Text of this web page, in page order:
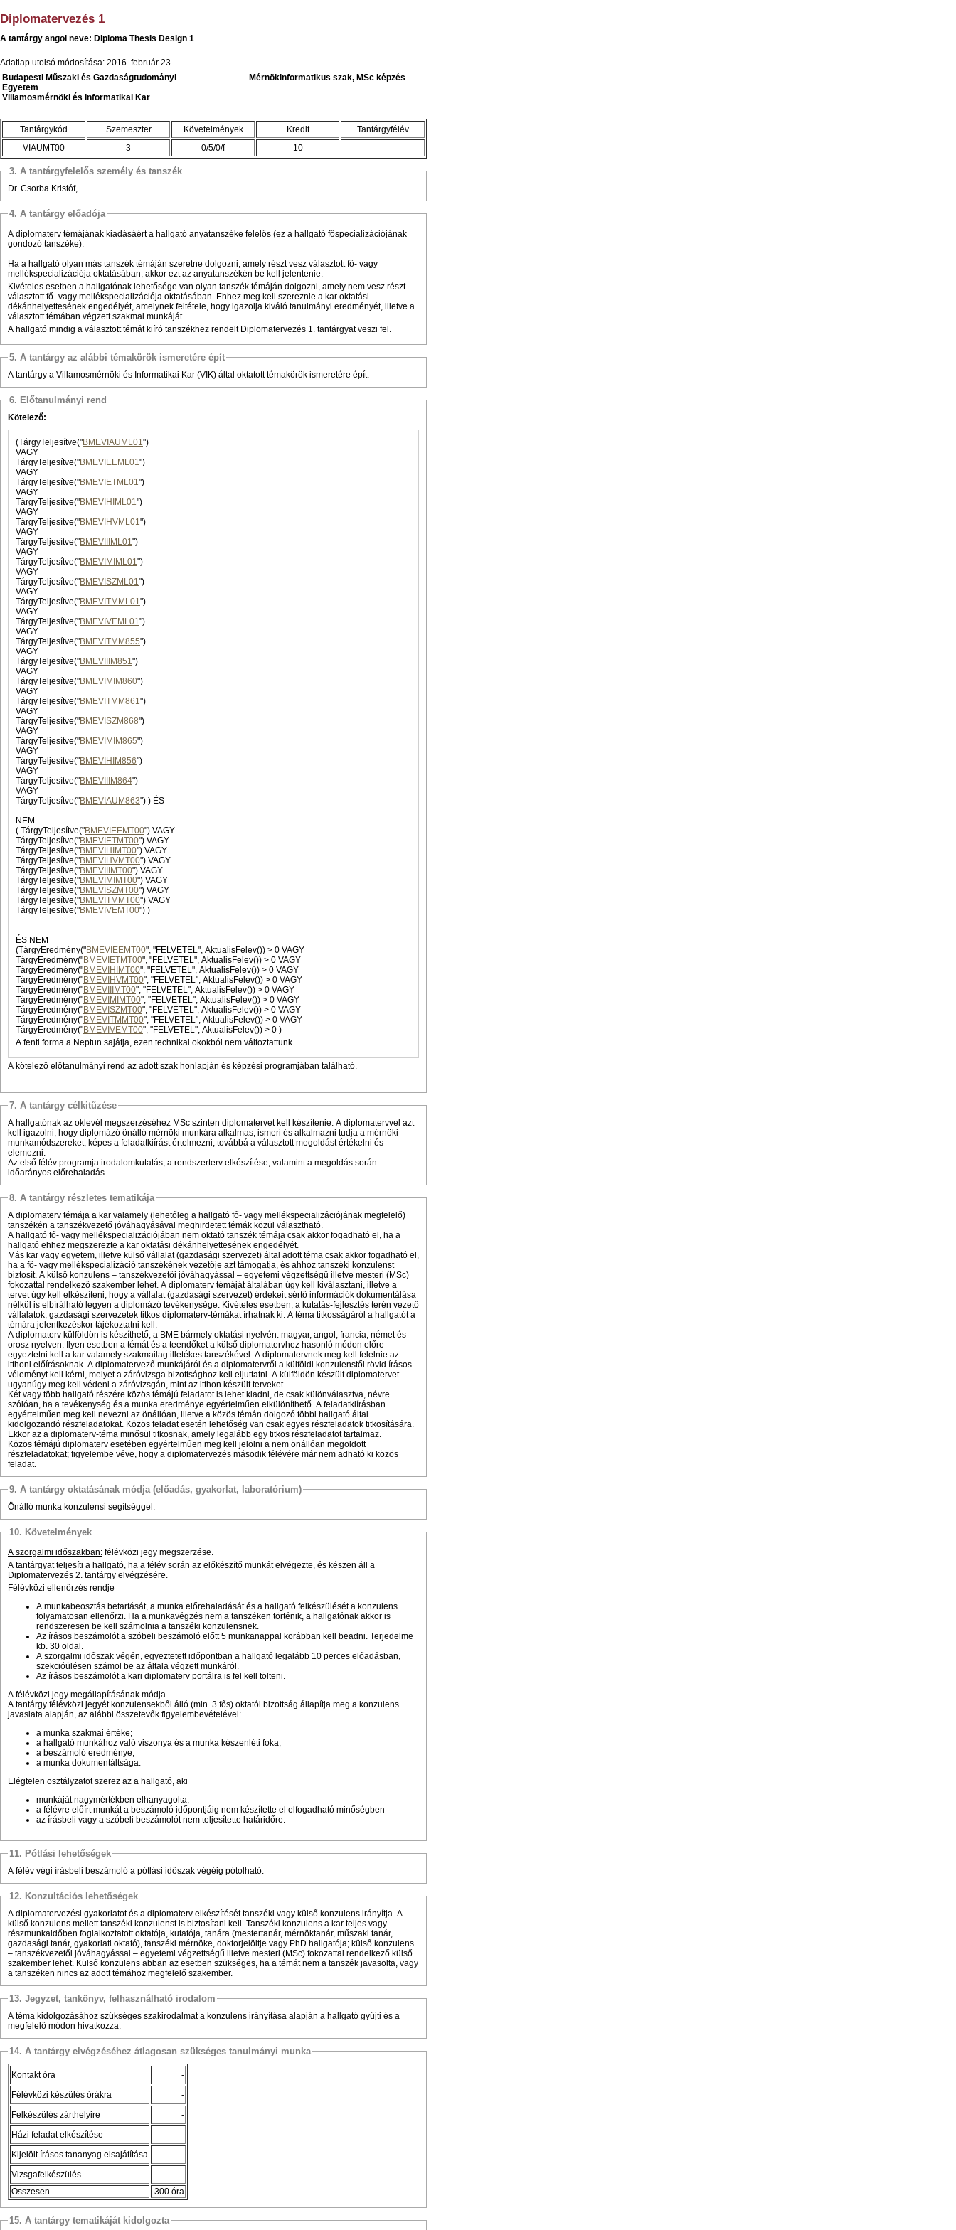
Diplomatervezés 1
A tantárgy angol neve: Diploma Thesis Design 1
Adatlap utolsó módosítása: 2016. február 23.
Budapesti Műszaki és Gazdaságtudományi
Egyetem
Villamosmérnöki és Informatikai Kar
Mérnökinformatikus szak, MSc képzés
Tantárgykód Szemeszter Követelmények Kredit
Tantárgyfélév
VIAUMT00
3 0/5/0/f 10
3. A tantárgyfelelős személy és tanszék
Dr. Csorba Kristóf,
4. A tantárgy előadója
A diplomaterv témájának kiadásáért a hallgató anyatanszéke felelős (ez a hallgató főspecializációjának
gondozó tanszéke).
Ha a hallgató olyan más tanszék témáján szeretne dolgozni, amely részt vesz választott fő- vagy
mellékspecializációja oktatásában, akkor ezt az anyatanszékén be kell jelentenie.
Kivételes esetben a hallgatónak lehetősége van olyan tanszék témáján dolgozni, amely nem vesz részt
választott fő- vagy mellékspecializációja oktatásában. Ehhez meg kell szereznie a kar oktatási
dékánhelyettesének engedélyét, amelynek feltétele, hogy igazolja kiváló tanulmányi eredményét, illetve a
választott témában végzett szakmai munkáját.
A hallgató mindig a választott témát kiíró tanszékhez rendelt Diplomatervezés 1. tantárgyat veszi fel.
5. A tantárgy az alábbi témakörök ismeretére épít
A tantárgy a Villamosmérnöki és Informatikai Kar (VIK) által oktatott témakörök ismeretére épít.
6. Előtanulmányi rend
Kötelező:
(TárgyTeljesítve("BMEVIAUML01")
VAGY
TárgyTeljesítve("BMEVIEEML01")
VAGY
TárgyTeljesítve("BMEVIETML01")
VAGY
TárgyTeljesítve("BMEVIHIML01")
VAGY
TárgyTeljesítve("BMEVIHVML01")
VAGY
TárgyTeljesítve("BMEVIIIML01")
VAGY
TárgyTeljesítve("BMEVIMIML01")
VAGY
TárgyTeljesítve("BMEVISZML01")
VAGY
TárgyTeljesítve("BMEVITMML01")
VAGY
TárgyTeljesítve("BMEVIVEML01")
VAGY
TárgyTeljesítve("BMEVITMM855")
VAGY
TárgyTeljesítve("BMEVIIIM851")
VAGY
TárgyTeljesítve("BMEVIMIM860")
VAGY
TárgyTeljesítve("BMEVITMM861")
VAGY
TárgyTeljesítve("BMEVISZM868")
VAGY
TárgyTeljesítve("BMEVIMIM865")
VAGY
TárgyTeljesítve("BMEVIHIM856")
VAGY
TárgyTeljesítve("BMEVIIIM864")
VAGY
TárgyTeljesítve("BMEVIAUM863") ) ÉS
NEM
( TárgyTeljesítve("BMEVIEEMT00") VAGY
TárgyTeljesítve("BMEVIETMT00") VAGY
TárgyTeljesítve("BMEVIHIMT00") VAGY
TárgyTeljesítve("BMEVIHVMT00") VAGY
TárgyTeljesítve("BMEVIIIMT00") VAGY
TárgyTeljesítve("BMEVIMIMT00") VAGY
TárgyTeljesítve("BMEVISZMT00") VAGY
TárgyTeljesítve("BMEVITMMT00") VAGY
TárgyTeljesítve("BMEVIVEMT00") )
ÉS NEM
(TárgyEredmény("BMEVIEEMT00", "FELVETEL", AktualisFelev()) > 0 VAGY
TárgyEredmény("BMEVIETMT00", "FELVETEL", AktualisFelev()) > 0 VAGY
TárgyEredmény("BMEVIHIMT00", "FELVETEL", AktualisFelev()) > 0 VAGY
TárgyEredmény("BMEVIHVMT00", "FELVETEL", AktualisFelev()) > 0 VAGY
TárgyEredmény("BMEVIIIMT00", "FELVETEL", AktualisFelev()) > 0 VAGY
TárgyEredmény("BMEVIMIMT00", "FELVETEL", AktualisFelev()) > 0 VAGY
TárgyEredmény("BMEVISZMT00", "FELVETEL", AktualisFelev()) > 0 VAGY
TárgyEredmény("BMEVITMMT00", "FELVETEL", AktualisFelev()) > 0 VAGY
TárgyEredmény("BMEVIVEMT00", "FELVETEL", AktualisFelev()) > 0 )
A fenti forma a Neptun sajátja, ezen technikai okokból nem változtattunk.
A kötelező előtanulmányi rend az adott szak honlapján és képzési programjában található.
7. A tantárgy célkitűzése
A hallgatónak az oklevél megszerzéséhez MSc szinten diplomatervet kell készítenie. A diplomatervvel azt
kell igazolni, hogy diplomázó önálló mérnöki munkára alkalmas, ismeri és alkalmazni tudja a mérnöki
munkamódszereket, képes a feladatkiírást értelmezni, továbbá a választott megoldást értékelni és
elemezni.
Az első félév programja irodalomkutatás, a rendszerterv elkészítése, valamint a megoldás során
időarányos előrehaladás.
8. A tantárgy részletes tematikája
A diplomaterv témája a kar valamely (lehetőleg a hallgató fő- vagy mellékspecializációjának megfelelő)
tanszékén a tanszékvezető jóváhagyásával meghirdetett témák közül választható.
A hallgató fő- vagy mellékspecializációjában nem oktató tanszék témája csak akkor fogadható el, ha a
hallgató ehhez megszerezte a kar oktatási dékánhelyettesének engedélyét.
Más kar vagy egyetem, illetve külső vállalat (gazdasági szervezet) által adott téma csak akkor fogadható el,
ha a fő- vagy mellékspecializáció tanszékének vezetője azt támogatja, és ahhoz tanszéki konzulenst
biztosít. A külső konzulens – tanszékvezetői jóváhagyással – egyetemi végzettségű illetve mesteri (MSc)
fokozattal rendelkező szakember lehet. A diplomaterv témáját általában úgy kell kiválasztani, illetve a
tervet úgy kell elkészíteni, hogy a vállalat (gazdasági szervezet) érdekeit sértő információk dokumentálása
nélkül is elbírálható legyen a diplomázó tevékenysége. Kivételes esetben, a kutatás-fejlesztés terén vezető
vállalatok, gazdasági szervezetek titkos diplomaterv-témákat írhatnak ki. A téma titkosságáról a hallgatót a
témára jelentkezéskor tájékoztatni kell.
A diplomaterv külföldön is készíthető, a BME bármely oktatási nyelvén: magyar, angol, francia, német és
orosz nyelven. Ilyen esetben a témát és a teendőket a külső diplomatervhez hasonló módon előre
egyeztetni kell a kar valamely szakmailag illetékes tanszékével. A diplomatervnek meg kell felelnie az
itthoni előírásoknak. A diplomatervező munkájáról és a diplomatervről a külföldi konzulenstől rövid írásos
véleményt kell kérni, melyet a záróvizsga bizottsághoz kell eljuttatni. A külföldön készült diplomatervet
ugyanúgy meg kell védeni a záróvizsgán, mint az itthon készült terveket.
Két vagy több hallgató részére közös témájú feladatot is lehet kiadni, de csak különválasztva, névre
szólóan, ha a tevékenység és a munka eredménye egyértelműen elkülöníthető. A feladatkiírásban
egyértelműen meg kell nevezni az önállóan, illetve a közös témán dolgozó többi hallgató által
kidolgozandó részfeladatokat. Közös feladat esetén lehetőség van csak egyes részfeladatok titkosítására.
Ekkor az a diplomaterv-téma minősül titkosnak, amely legalább egy titkos részfeladatot tartalmaz.
Közös témájú diplomaterv esetében egyértelműen meg kell jelölni a nem önállóan megoldott
részfeladatokat; figyelembe véve, hogy a diplomatervezés második félévére már nem adható ki közös
feladat.
9. A tantárgy oktatásának módja (előadás, gyakorlat, laboratórium)
Önálló munka konzulensi segítséggel.
10. Követelmények
A szorgalmi időszakban: félévközi jegy megszerzése.
A tantárgyat teljesíti a hallgató, ha a félév során az előkészítő munkát elvégezte, és készen áll a
Diplomatervezés 2. tantárgy elvégzésére.
Félévközi ellenőrzés rendje
A munkabeosztás betartását, a munka előrehaladását és a hallgató felkészülését a konzulens
folyamatosan ellenőrzi. Ha a munkavégzés nem a tanszéken történik, a hallgatónak akkor is
rendszeresen be kell számolnia a tanszéki konzulensnek.
Az írásos beszámolót a szóbeli beszámoló előtt 5 munkanappal korábban kell beadni. Terjedelme
kb. 30 oldal.
A szorgalmi időszak végén, egyeztetett időpontban a hallgató legalább 10 perces előadásban,
szekcióülésen számol be az általa végzett munkáról.
Az írásos beszámolót a kari diplomaterv portálra is fel kell tölteni.
A félévközi jegy megállapításának módja
A tantárgy félévközi jegyét konzulensekből álló (min. 3 fős) oktatói bizottság állapítja meg a konzulens
javaslata alapján, az alábbi összetevők figyelembevételével:
a munka szakmai értéke;
a hallgató munkához való viszonya és a munka készenléti foka;
a beszámoló eredménye;
a munka dokumentáltsága.
Elégtelen osztályzatot szerez az a hallgató, aki
munkáját nagymértékben elhanyagolta;
a félévre előírt munkát a beszámoló időpontjáig nem készítette el elfogadható minőségben
az írásbeli vagy a szóbeli beszámolót nem teljesítette határidőre.
11. Pótlási lehetőségek
A félév végi írásbeli beszámoló a pótlási időszak végéig pótolható.
12. Konzultációs lehetőségek
A diplomatervezési gyakorlatot és a diplomaterv elkészítését tanszéki vagy külső konzulens irányítja. A
külső konzulens mellett tanszéki konzulenst is biztosítani kell. Tanszéki konzulens a kar teljes vagy
részmunkaidőben foglalkoztatott oktatója, kutatója, tanára (mestertanár, mérnöktanár, műszaki tanár,
gazdasági tanár, gyakorlati oktató), tanszéki mérnöke, doktorjelöltje vagy PhD hallgatója; külső konzulens
– tanszékvezetői jóváhagyással – egyetemi végzettségű illetve mesteri (MSc) fokozattal rendelkező külső
szakember lehet. Külső konzulens abban az esetben szükséges, ha a témát nem a tanszék javasolta, vagy
a tanszéken nincs az adott témához megfelelő szakember.
13. Jegyzet, tankönyv, felhasználható irodalom
A téma kidolgozásához szükséges szakirodalmat a konzulens irányítása alapján a hallgató gyűjti és a
megfelelő módon hivatkozza.
14. A tantárgy elvégzéséhez átlagosan szükséges tanulmányi munka
Kontakt óra
-
Félévközi készülés órákra
-
Felkészülés zárthelyire
-
Házi feladat elkészítése
-
Kijelölt írásos tananyag elsajátítása
-
Vizsgafelkészülés
-
Összesen
300 óra
15. A tantárgy tematikáját kidolgozta